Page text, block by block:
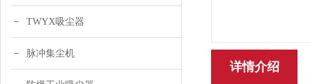
TWYX吸尘器
脉冲集尘机
详情介绍